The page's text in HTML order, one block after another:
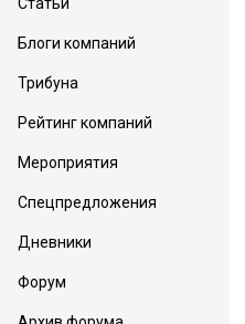
Блоги компаний
Трибуна
Рейтинг компаний
Мероприятия
Спецпредложения
Дневники
Форум